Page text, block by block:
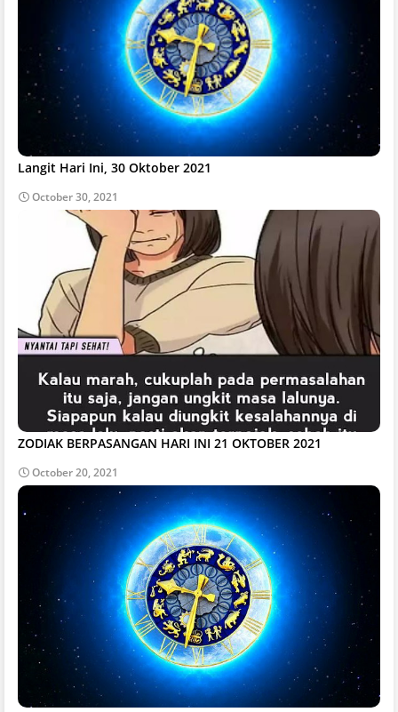
Langit Hari Ini, 30 Oktober 2021
October 30, 2021
ZODIAK BERPASANGAN HARI INI 21 OKTOBER 2021
October 20, 2021